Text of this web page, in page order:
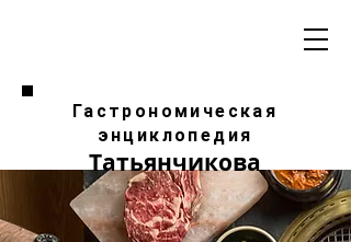
Гастрономическая
энциклопедия
Татьянчикова